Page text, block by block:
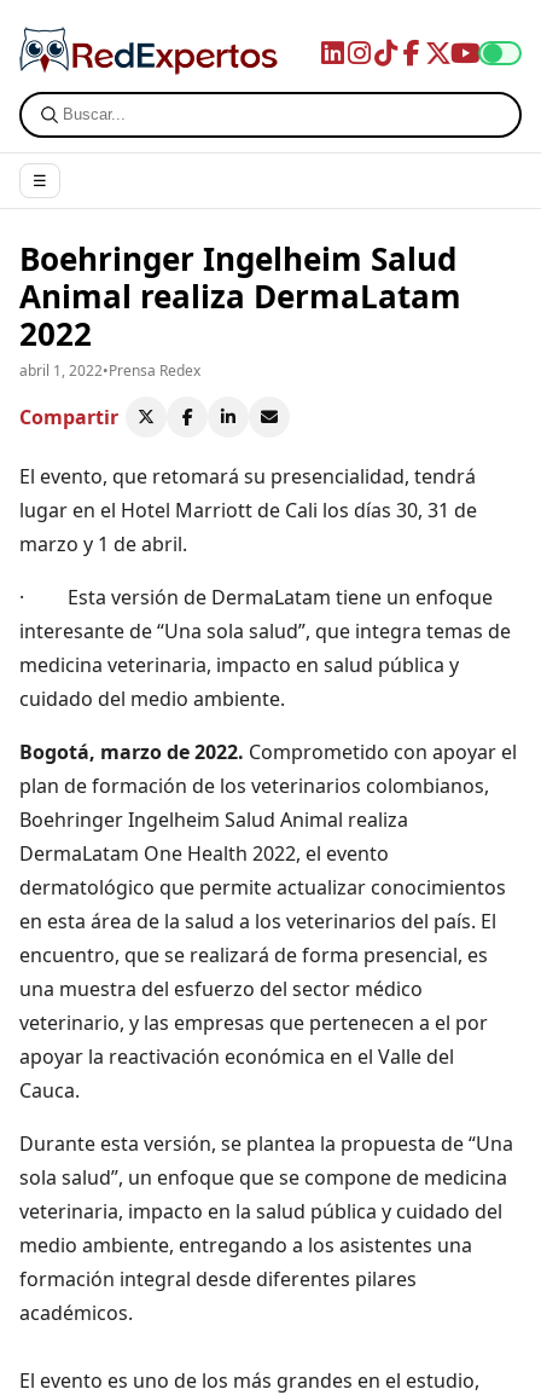
☰
Boehringer Ingelheim Salud
Animal realiza DermaLatam
2022
abril 1, 2022•Prensa Redex
Compartir
El evento, que retomará su presencialidad, tendrá
lugar en el Hotel Marriott de Cali los días 30, 31 de
marzo y 1 de abril.
· Esta versión de DermaLatam tiene un enfoque
interesante de “Una sola salud”, que integra temas de
medicina veterinaria, impacto en salud pública y
cuidado del medio ambiente.
Bogotá, marzo de 2022. Comprometido con apoyar el
plan de formación de los veterinarios colombianos,
Boehringer Ingelheim Salud Animal realiza
DermaLatam One Health 2022, el evento
dermatológico que permite actualizar conocimientos
en esta área de la salud a los veterinarios del país. El
encuentro, que se realizará de forma presencial, es
una muestra del esfuerzo del sector médico
veterinario, y las empresas que pertenecen a el por
apoyar la reactivación económica en el Valle del
Cauca.
Durante esta versión, se plantea la propuesta de “Una
sola salud”, un enfoque que se compone de medicina
veterinaria, impacto en la salud pública y cuidado del
medio ambiente, entregando a los asistentes una
formación integral desde diferentes pilares
académicos.
El evento es uno de los más grandes en el estudio,